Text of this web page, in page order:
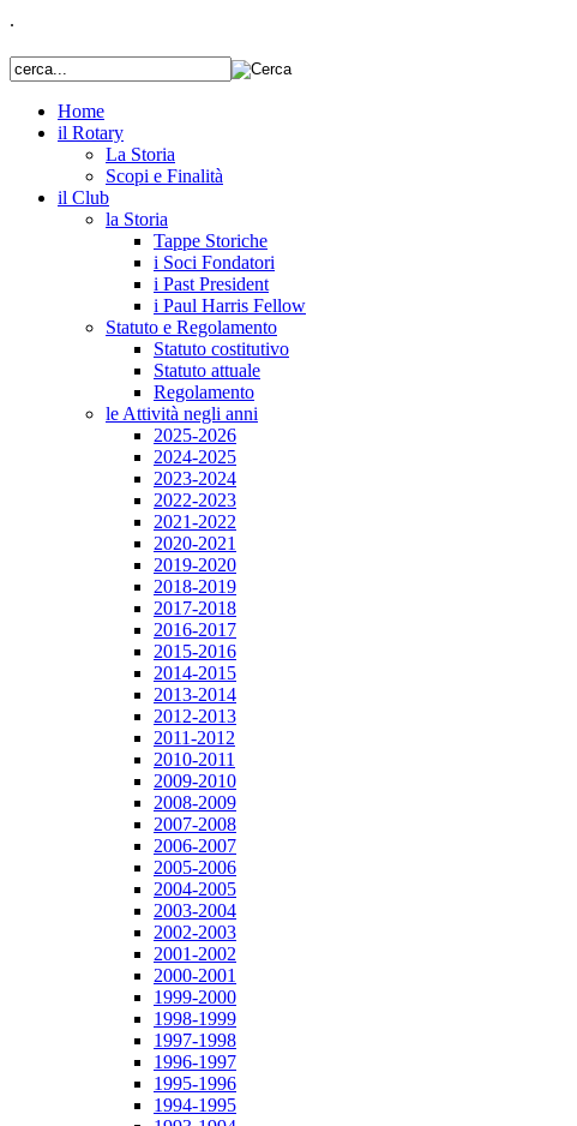
.
Home
il Rotary
La Storia
Scopi e Finalità
il Club
la Storia
Tappe Storiche
i Soci Fondatori
i Past President
i Paul Harris Fellow
Statuto e Regolamento
Statuto costitutivo
Statuto attuale
Regolamento
le Attività negli anni
2025-2026
2024-2025
2023-2024
2022-2023
2021-2022
2020-2021
2019-2020
2018-2019
2017-2018
2016-2017
2015-2016
2014-2015
2013-2014
2012-2013
2011-2012
2010-2011
2009-2010
2008-2009
2007-2008
2006-2007
2005-2006
2004-2005
2003-2004
2002-2003
2001-2002
2000-2001
1999-2000
1998-1999
1997-1998
1996-1997
1995-1996
1994-1995